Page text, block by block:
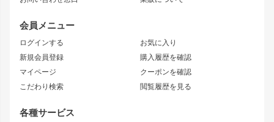
会員メニュー
ログインする
新規会員登録
マイページ
こだわり検索
お気に入り
購入履歴を確認
クーポンを確認
閲覧履歴を見る
各種サービス
JZX90 MARK II
トレノ
マークX
アルテッツァ
ニッサン
S15 シルビア
S14 シルビア 後期
ワンビア
雷神
ストリームライン
リアウイング